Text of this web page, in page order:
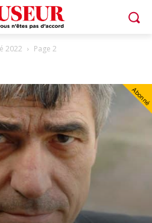
2022 Page 2
Abonné